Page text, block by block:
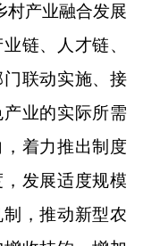
村产业融合发展
链、人才链、
联动实施、接
业的实际所需
着力推出制度
发展适度规模
，推动新型农